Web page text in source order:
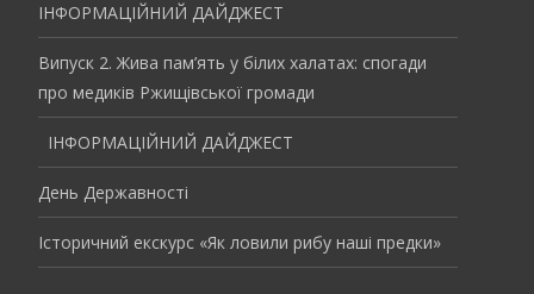
ІНФОРМАЦІЙНИЙ ДАЙДЖЕСТ
Випуск 2. Жива пам’ять у білих халатах: спогади
про медиків Ржищівської громади
ІНФОРМАЦІЙНИЙ ДАЙДЖЕСТ
День Державності
Історичний екскурс «Як ловили рибу наші предки»